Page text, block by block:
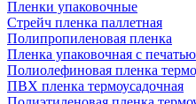
Пленки упаковочные
Стрейч пленка паллетная
Полипропиленовая пленка
Пленка упаковочная с печатью
Полиолефиновая пленка
ПВХ пленка термоусадочная